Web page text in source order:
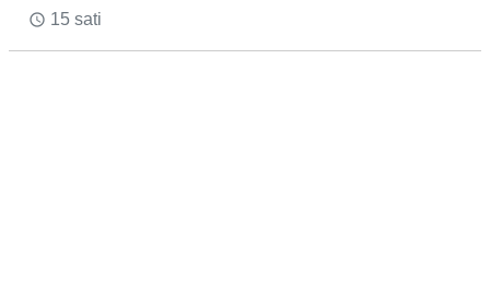
access_time 15 sati